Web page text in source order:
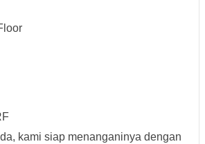
kami siap menanganinya dengan